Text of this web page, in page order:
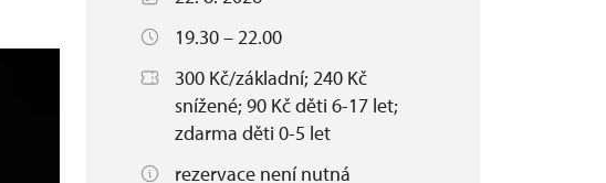
19.30 – 22.00
300 Kč/základní; 240 Kč
snížené; 90 Kč děti 6-17 let;
zdarma děti 0-5 let
rezervace není nutná